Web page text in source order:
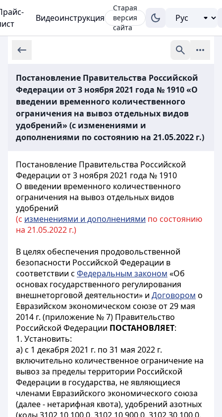
Видеоинструкция
Старая
версия
сайта
Постановление Правительства Российской
Федерации от 3 ноября 2021 года № 1910 «О
введении временного количественного
ограничения на вывоз отдельных видов
удобрений» (с изменениями и
дополнениями по состоянию на 21.05.2022 г.)
Постановление Правительства Российской
Федерации от 3 ноября 2021 года № 1910
О введении временного количественного
ограничения на вывоз отдельных видов
удобрений
(с изменениями и дополнениями по состоянию
на 21.05.2022 г.)
В целях обеспечения продовольственной
безопасности Российской Федерации в
соответствии с Федеральным законом «Об
основах государственного регулирования
внешнеторговой деятельности» и Договором о
Евразийском экономическом союзе от 29 мая
2014 г. (приложение № 7) Правительство
Российской Федерации ПОСТАНОВЛЯЕТ:
1. Установить:
а) с 1 декабря 2021 г. по 31 мая 2022 г.
включительно количественное ограничение на
вывоз за пределы территории Российской
Федерации в государства, не являющиеся
членами Евразийского экономического союза
(далее - нетарифная квота), удобрений азотных